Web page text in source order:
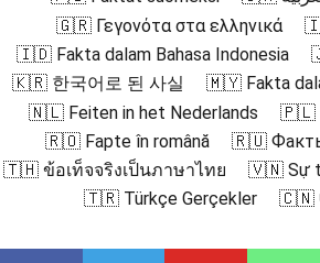
🇬🇷 Γεγονότα στα ελληνικά
🇮🇩 Fakta dalam Bahasa Indonesia
🇰🇷 한국어로 된 사실
🇲🇾 Fakta
🇳🇱 Feiten in het Nederlands
🇵🇱
🇷🇴 Fapte în română
🇷🇺
🇹🇭 ข้อเท็จจริงเป็นภาษาไทย
🇻🇳 Sự
🇹🇷 Türkçe Gerçekler
🇨🇳